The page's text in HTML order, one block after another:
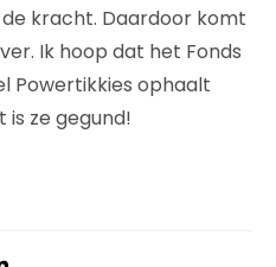
kracht. Daardoor komt
Ik hoop dat het Fonds
Powertikkies ophaalt
ze gegund!